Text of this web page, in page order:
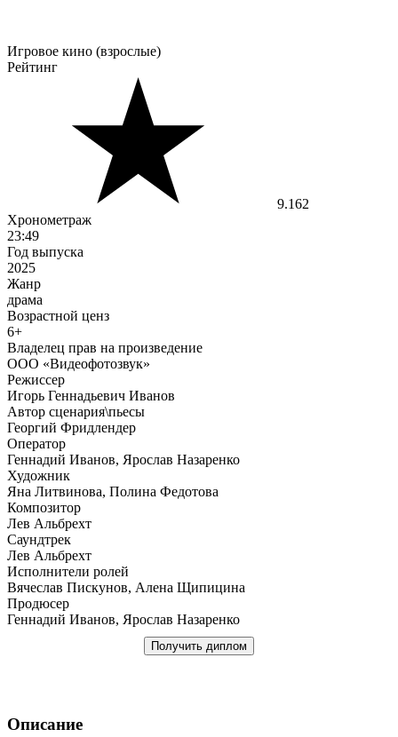
Игровое кино (взрослые)
Рейтинг
9.162
Хронометраж
23:49
Год выпуска
2025
Жанр
драма
Возрастной ценз
6+
Владелец прав на произведение
ООО «Видеофотозвук»
Режиссер
Игорь Геннадьевич Иванов
Автор сценария\пьесы
Георгий Фридлендер
Оператор
Геннадий Иванов, Ярослав Назаренко
Художник
Яна Литвинова, Полина Федотова
Композитор
Лев Альбрехт
Саундтрек
Лев Альбрехт
Исполнители ролей
Вячеслав Пискунов, Алена Щипицина
Продюсер
Геннадий Иванов, Ярослав Назаренко
Получить диплом
Описание